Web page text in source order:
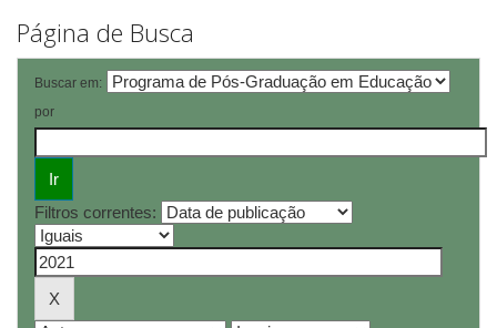
Página de Busca
Buscar em:
por
Filtros correntes: